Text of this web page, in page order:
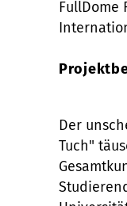
FullDome
Der
Tuch"